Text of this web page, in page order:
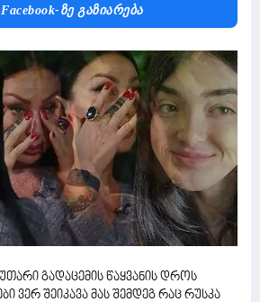
Facebook-Ზე Გაზიარება
გადაცემის წაყვანის დროს
ვერ შეიკავა მას შემდეგ რაც რუსკა